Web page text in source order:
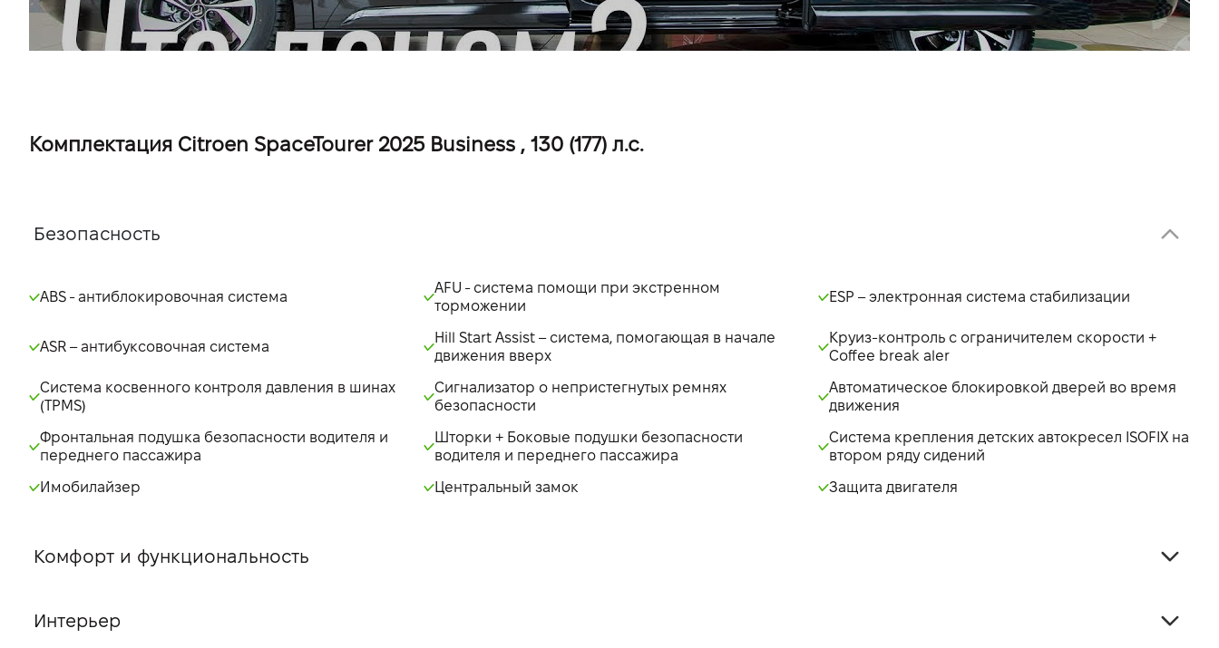
Комплектация Citroen SpaceTourer 2025 Business , 130 (177) л.с.
Безопасность
ABS - антиблокировочная система
AFU - система помощи при экстренном
торможении
ESP – электронная система стабилизации
ASR – антибуксовочная система
Hill Start Assist – система, помогающая в начале
движения вверх
Круиз-контроль с ограничителем скорости +
Coffee break aler
Система косвенного контроля давления в шинах
(TPMS)
Сигнализатор о непристегнутых ремнях
безопасности
Автоматическое блокировкой дверей во время
движения
Фронтальная подушка безопасности водителя и
переднего пассажира
Шторки + Боковые подушки безопасности
водителя и переднего пассажира
Система крепления детских автокресел ISOFIX на
втором ряду сидений
Имобилайзер Центральный замок Защита двигателя
Комфорт и функциональность
Интерьер